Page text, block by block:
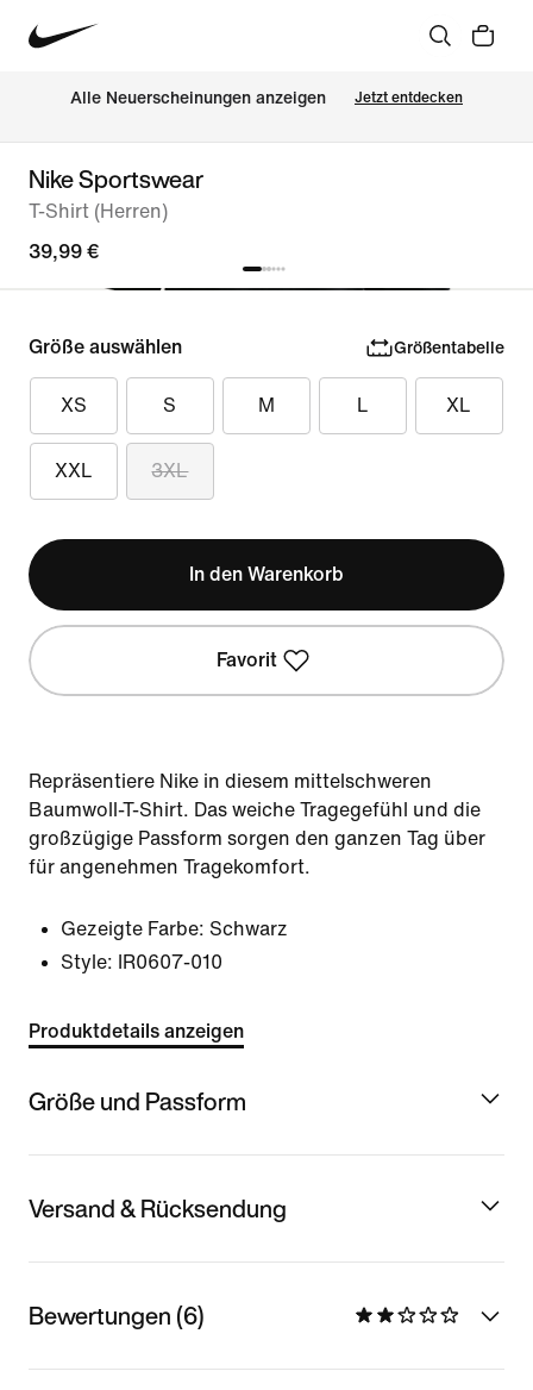
Alle Neuerscheinungen anzeigen Jetzt entdecken
Nike Sportswear
T-Shirt (Herren)
39,99 €
Größe auswählen Größentabelle
XS S M L XL
XXL 3XL
In den Warenkorb
Favorit
Repräsentiere Nike in diesem mittelschweren
Baumwoll-T-Shirt. Das weiche Tragegefühl und die
großzügige Passform sorgen den ganzen Tag über
für angenehmen Tragekomfort.
Gezeigte Farbe: Schwarz
Style:
IR0607-010
Produktdetails anzeigen
Größe und Passform
Versand & Rücksendung
Bewertungen (6)